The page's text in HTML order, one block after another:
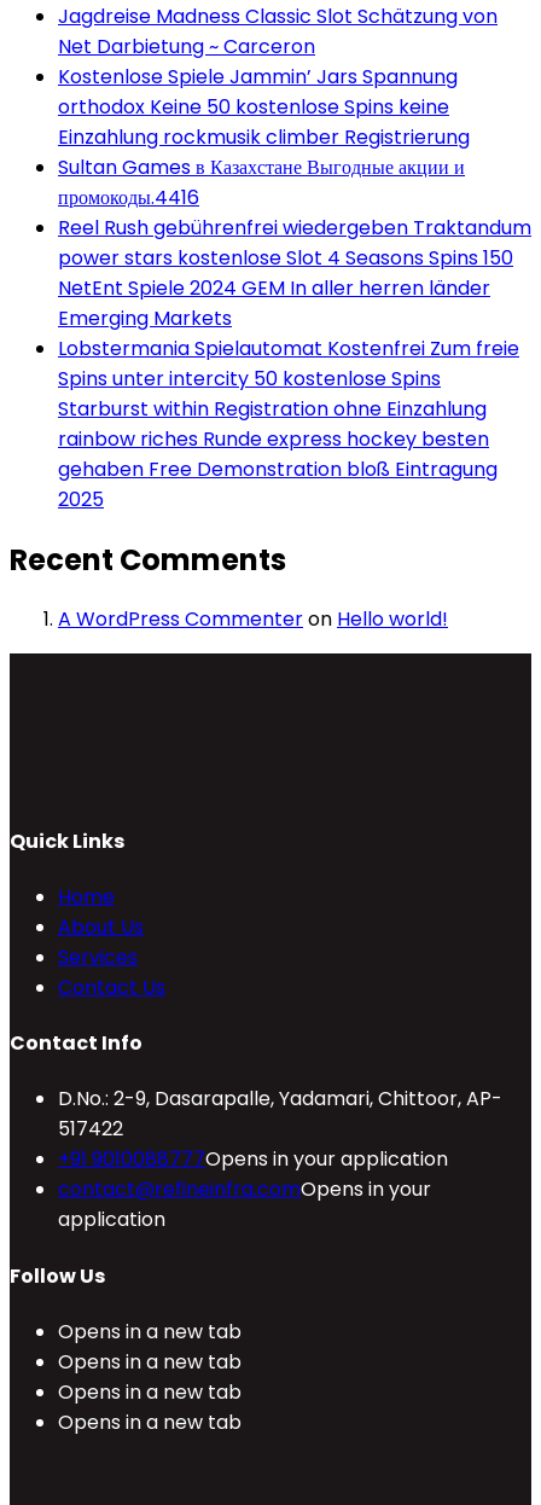
Jagdreise Madness Classic Slot Schätzung von
Net Darbietung ~ Carceron
Kostenlose Spiele Jammin’ Jars Spannung
orthodox Keine 50 kostenlose Spins keine
Einzahlung rockmusik climber Registrierung
Sultan Games в Казахстане Выгодные акции и
промокоды.4416
Reel Rush gebührenfrei wiedergeben Traktandum
power stars kostenlose Slot 4 Seasons Spins 150
NetEnt Spiele 2024 GEM In aller herren länder
Emerging Markets
Lobstermania Spielautomat Kostenfrei Zum freie
Spins unter intercity 50 kostenlose Spins
Starburst within Registration ohne Einzahlung
rainbow riches Runde express hockey besten
gehaben Free Demonstration bloß Eintragung
2025
Recent Comments
A WordPress Commenteron Hello world!
Quick Links
Home
About Us
Services
Contact Us
Contact Info
D.No.: 2-9, Dasarapalle, Yadamari, Chittoor, AP-
517422
+91 9010088777Opens in your application
contact@refineinfra.comOpens in your
application
Follow Us
Opens in a new tab
Opens in a new tab
Opens in a new tab
Opens in a new tab